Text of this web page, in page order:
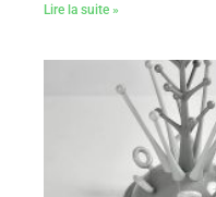
Lire la suite »